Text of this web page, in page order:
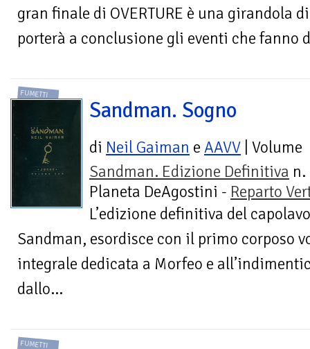
gran finale di OVERTURE è una girandola
porterà a conclusione gli eventi che fanno
FUMETTI
Sandman. Sogno
di Neil Gaiman e AAVV | Volume
Sandman. Edizione Definitiva n.
Planeta DeAgostini - Reparto
L’edizione definitiva del
Sandman, esordisce con il primo corposo
integrale dedicata a Morfeo e
dallo...
FUMETTI